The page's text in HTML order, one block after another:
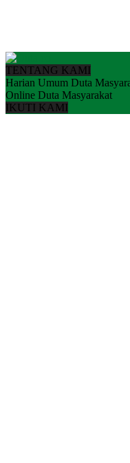
TENTANG KAMI
Harian Umum Duta
Online Duta Masyarakat
IKUTI KAMI